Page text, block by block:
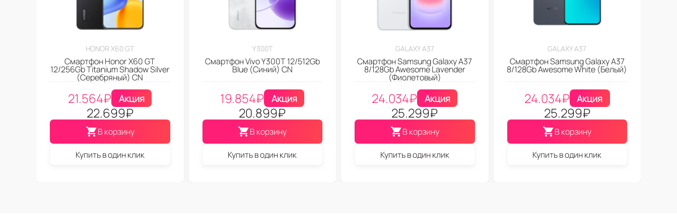
HONOR X60 GT
Смартфон Honor X60 GT
12/256Gb Titanium Shadow Silver
(Серебряный) CN
21.564₽ Акция
22.699₽
В корзину
Купить в один клик
Y300T
Смартфон Vivo Y300T 12/512Gb
Blue (Синий) CN
19.854₽ Акция
20.899₽
В корзину
Купить в один клик
GALAXY A37
Смартфон Samsung Galaxy A37
8/128Gb Awesome Lavender
(Фиолетовый)
24.034₽ Акция
25.299₽
В корзину
Купить в один клик
GALAXY A37
Смартфон Samsung Galaxy A37
8/128Gb Awesome White (Белый)
24.034₽ Акция
25.299₽
В корзину
Купить в один клик